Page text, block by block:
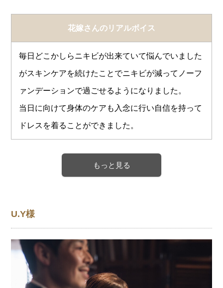
花嫁さんのリアルボイス
毎日どこかしらニキビが出来ていて悩んでいました
がスキンケアを続けたことでニキビが減ってノーフ
ァンデーションで過ごせるようになりました。
当日に向けて身体のケアも入念に行い自信を持って
ドレスを着ることができました。
もっと見る
U.Y様